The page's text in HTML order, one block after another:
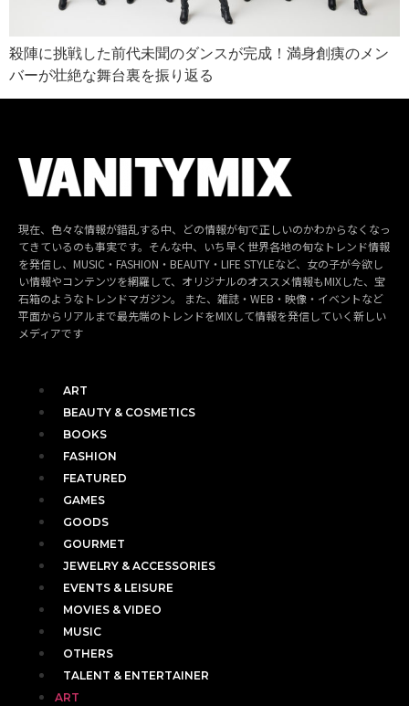
殺陣に挑戦した前代未聞のダンスが完成！満身創痍のメン
バーが壮絶な舞台裏を振り返る
現在、色々な情報が錯乱する中、どの情報が旬で正しいのかわからなくなっ
てきているのも事実です。そんな中、いち早く世界各地の旬なトレンド情報
を発信し、MUSIC・FASHION・BEAUTY・LIFE STYLEなど、女の子が今欲し
い情報やコンテンツを網羅して、オリジナルのオススメ情報もMIXした、宝
石箱のようなトレンドマガジン。 また、雑誌・WEB・映像・イベントなど
平面からリアルまで最先端のトレンドをMIXして情報を発信していく新しい
メディアです
ART
BEAUTY & COSMETICS
BOOKS
FASHION
FEATURED
GAMES
GOODS
GOURMET
JEWELRY & ACCESSORIES
EVENTS & LEISURE
MOVIES & VIDEO
MUSIC
OTHERS
TALENT & ENTERTAINER
ART